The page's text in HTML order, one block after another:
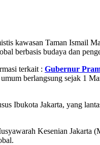
kawasan Taman Ismail
berbasis budaya dan
terkait : Gubernur
berlangsung sejak 1
Ibukota Jakarta, yang
Kesenian Jakarta